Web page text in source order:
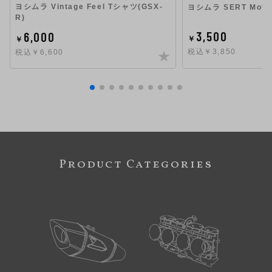
ヨシムラ Vintage Feel Tシャツ(GSX-
R)
￥ 6,000
税込￥6,600
ヨシムラ SERT
￥ 3,500
税込￥3,850
Product Categories